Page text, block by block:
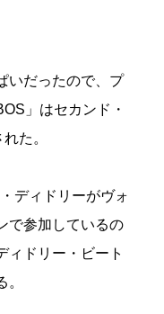
いだったので、プ
」はセカンド・
た。
ディドリーがヴォ
で参加しているの
ィドリー・ビート